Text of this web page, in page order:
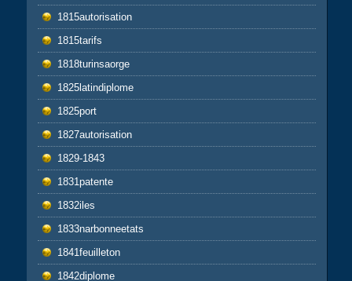
1815autorisation
1815tarifs
1818turinsaorge
1825latindiplome
1825port
1827autorisation
1829-1843
1831patente
1832iles
1833narbonneetats
1841feuilleton
1842diplome